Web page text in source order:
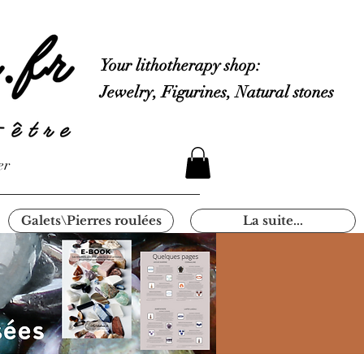
Your lithotherapy shop:
Jewelry, Figurines, Natural stones
Galets\Pierres roulées La suite...